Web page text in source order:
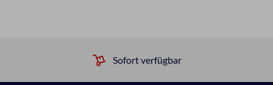
Sofort verfügbar